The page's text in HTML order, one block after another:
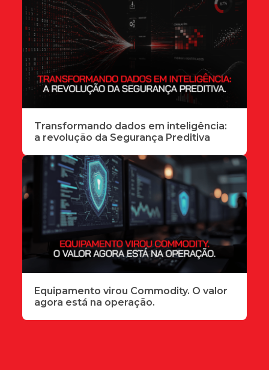
Transformando dados em inteligência:
a revolução da Segurança Preditiva
Equipamento virou Commodity. O valor
agora está na operação.